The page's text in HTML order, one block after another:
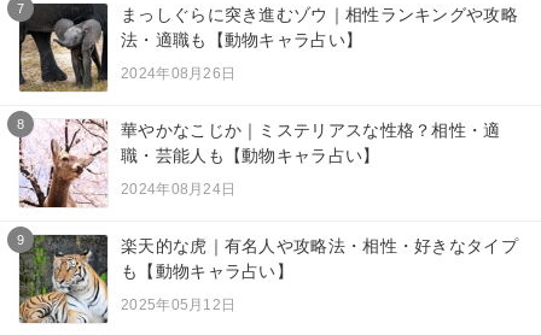
7
まっしぐらに突き進むゾウ｜相性ランキングや攻略
法・適職も【動物キャラ占い】
2024年08月26日
8
華やかなこじか｜ミステリアスな性格？相性・適
職・芸能人も【動物キャラ占い】
2024年08月24日
9
楽天的な虎｜有名人や攻略法・相性・好きなタイプ
も【動物キャラ占い】
2025年05月12日